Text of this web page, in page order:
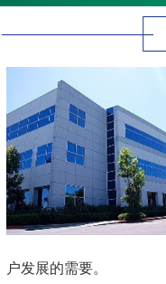
户发展的需要。